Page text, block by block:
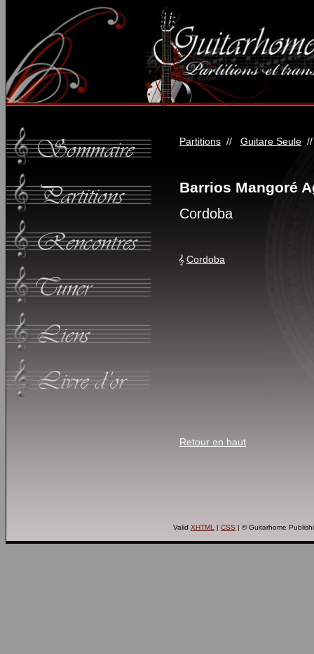
Partitions // Guitare Seule
Barrios Mangoré
Cordoba
Cordoba
Retour en haut
Valid XHTML | CSS | © Guitarhome